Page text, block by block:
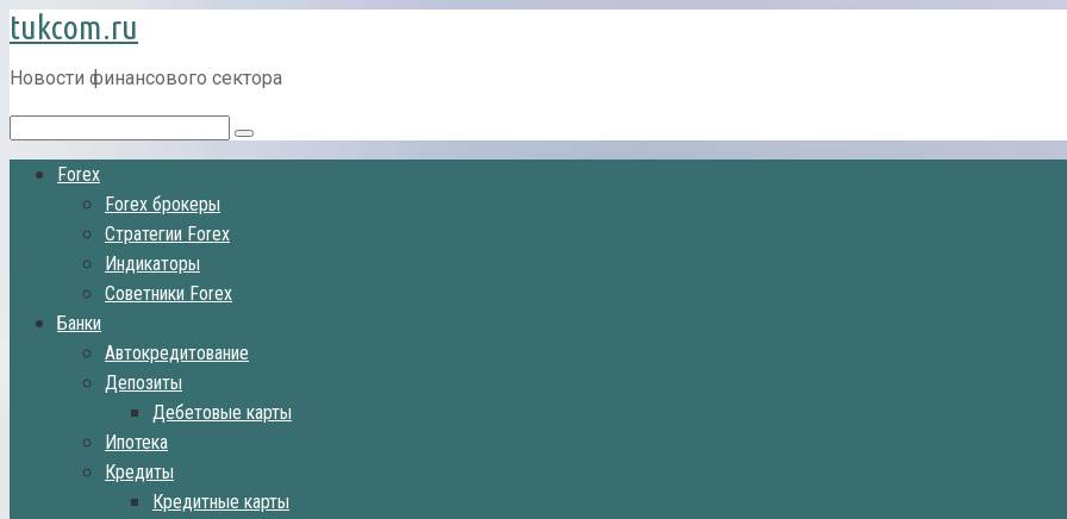
Перейти
к
контенту
tukcom.ru
Новости финансового сектора
Поиск:
Forex
Forex брокеры
Стратегии Forex
Индикаторы
Советники Forex
Банки
Автокредитование
Депозиты
Дебетовые карты
Ипотека
Кредиты
Кредитные карты